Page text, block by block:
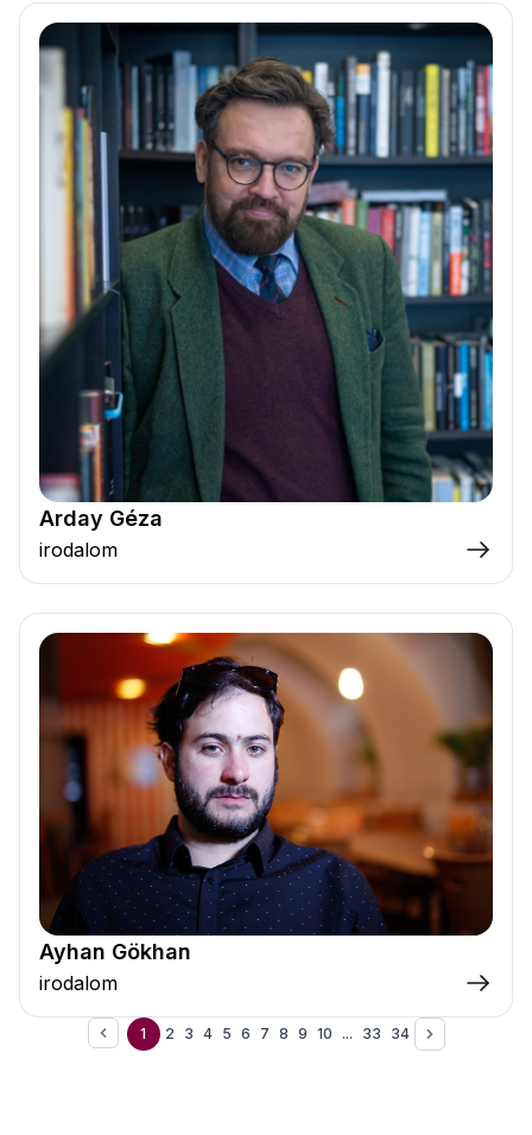
Arday Géza
irodalom
Ayhan Gökhan
irodalom
1 2 3 4 5 6 7 8 9 10 ... 33 34